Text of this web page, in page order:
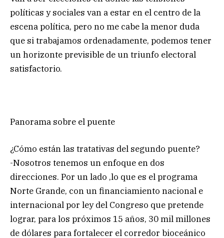
políticas y sociales van a estar en el centro de la
escena política, pero no me cabe la menor duda
que si trabajamos ordenadamente, podemos tener
un horizonte previsible de un triunfo electoral
satisfactorio.
Panorama sobre el puente
¿Cómo están las tratativas del segundo puente?
-Nosotros tenemos un enfoque en dos
direcciones. Por un lado ,lo que es el programa
Norte Grande, con un financiamiento nacional e
internacional por ley del Congreso que pretende
lograr, para los próximos 15 años, 30 mil millones
de dólares para fortalecer el corredor bioceánico